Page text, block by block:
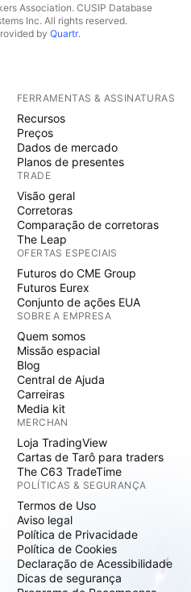
Association. CUSIP Database
Inc. All rights reserved.
by Quartr.
FERRAMENTAS & ASSINATURAS
Recursos
Preços
Dados de mercado
Planos de presentes
TRADE
Visão geral
Corretoras
Comparação de corretoras
The Leap
OFERTAS ESPECIAIS
Futuros do CME Group
Futuros Eurex
Conjunto de ações EUA
SOBRE A EMPRESA
Quem somos
Missão espacial
Blog
Central de Ajuda
Carreiras
Media kit
MERCHAN
Loja TradingView
Cartas de Tarô para traders
The C63 TradeTime
POLÍTICAS & SEGURANÇA
Termos de Uso
Aviso legal
Política de Privacidade
Política de Cookies
Declaração de Acessibilidade
Dicas de segurança